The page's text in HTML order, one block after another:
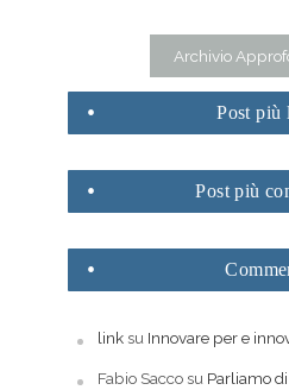
Archivio
Post più
Post più
linksu Innovare per e
Fabio Saccosu Parliamo